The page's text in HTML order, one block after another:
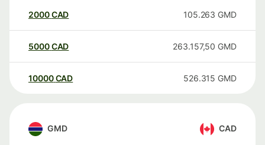
2000CAD 105.263 GMD
5000CAD 263.157,50 GMD
10000 CAD 526.315 GMD
GMD CAD